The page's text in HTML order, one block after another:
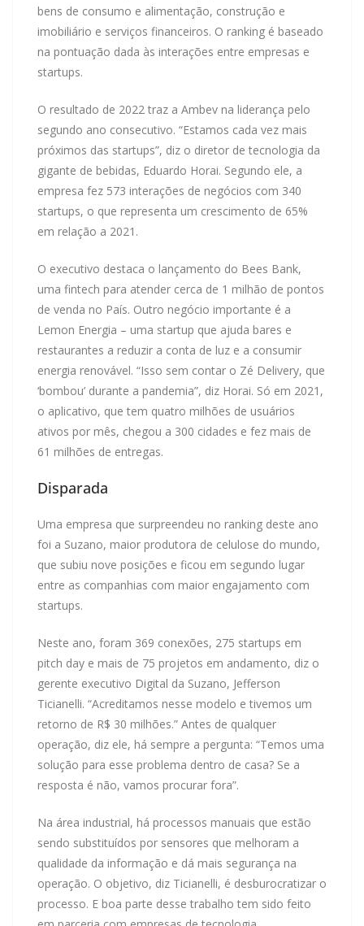
bens de consumo e alimentação, construção e
imobiliário e serviços financeiros. O ranking é baseado
na pontuação dada às interações entre empresas e
startups.
O resultado de 2022 traz a Ambev na liderança pelo
segundo ano consecutivo. “Estamos cada vez mais
próximos das startups”, diz o diretor de tecnologia da
gigante de bebidas, Eduardo Horai. Segundo ele, a
empresa fez 573 interações de negócios com 340
startups, o que representa um crescimento de 65%
em relação a 2021.
O executivo destaca o lançamento do Bees Bank,
uma fintech para atender cerca de 1 milhão de pontos
de venda no País. Outro negócio importante é a
Lemon Energia – uma startup que ajuda bares e
restaurantes a reduzir a conta de luz e a consumir
energia renovável. “Isso sem contar o Zé Delivery, que
‘bombou’ durante a pandemia”, diz Horai. Só em 2021,
o aplicativo, que tem quatro milhões de usuários
ativos por mês, chegou a 300 cidades e fez mais de
61 milhões de entregas.
Disparada
Uma empresa que surpreendeu no ranking deste ano
foi a Suzano, maior produtora de celulose do mundo,
que subiu nove posições e ficou em segundo lugar
entre as companhias com maior engajamento com
startups.
Neste ano, foram 369 conexões, 275 startups em
pitch day e mais de 75 projetos em andamento, diz o
gerente executivo Digital da Suzano, Jefferson
Ticianelli. “Acreditamos nesse modelo e tivemos um
retorno de R$ 30 milhões.” Antes de qualquer
operação, diz ele, há sempre a pergunta: “Temos uma
solução para esse problema dentro de casa? Se a
resposta é não, vamos procurar fora”.
Na área industrial, há processos manuais que estão
sendo substituídos por sensores que melhoram a
qualidade da informação e dá mais segurança na
operação. O objetivo, diz Ticianelli, é desburocratizar o
processo. E boa parte desse trabalho tem sido feito